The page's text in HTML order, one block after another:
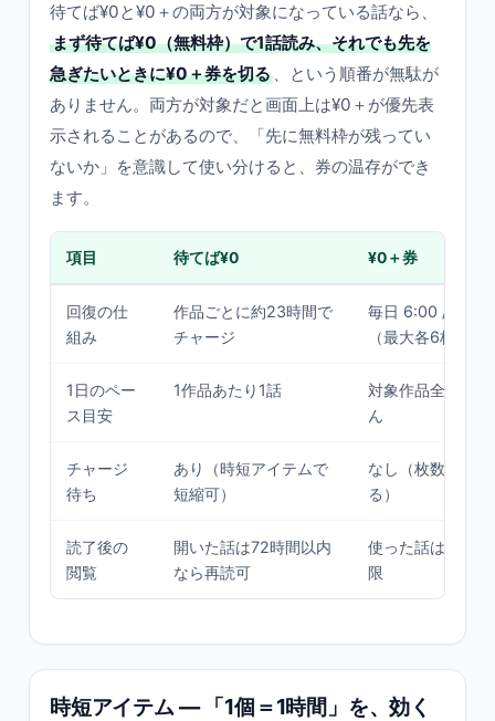
待てば¥0と¥0＋の両方が対象になっている話なら、
まず待てば¥0（無料枠）で1話読み、それでも先を
急ぎたいときに¥0＋券を切る 、という順番が無駄が
ありません。両方が対象だと画面上は¥0＋が優先表
示されることがあるので、「先に無料枠が残ってい
ないか」を意識して使い分けると、券の温存ができ
ます。
項目 待てば¥0 ¥0＋券
回復の仕
組み
作品ごとに約23時間で
チャージ
毎日 6:00 /
（最大各6枚）
1日のペー
ス目安
1作品あたり1話
対象作品全体で
ん
チャージ
待ち
あり（時短アイテムで
短縮可）
なし（枚数があ
る）
読了後の
閲覧
開いた話は72時間以内
なら再読可
使った話は72時
限
時短アイテム — 「1個＝1時間」を、効く